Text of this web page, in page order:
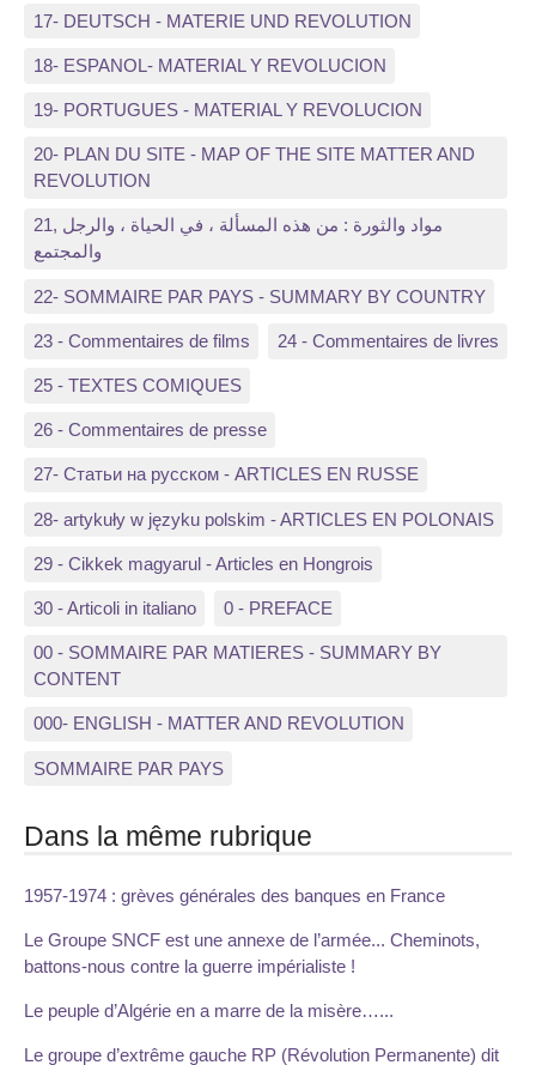
17- DEUTSCH - MATERIE UND REVOLUTION
18- ESPANOL- MATERIAL Y REVOLUCION
19- PORTUGUES - MATERIAL Y REVOLUCION
20- PLAN DU SITE - MAP OF THE SITE MATTER AND
REVOLUTION
21, مواد والثورة : من هذه المسألة ، في الحياة ، والرجل
والمجتمع
22- SOMMAIRE PAR PAYS - SUMMARY BY COUNTRY
23 - Commentaires de films 24 - Commentaires de livres
25 - TEXTES COMIQUES
26 - Commentaires de presse
27- Статьи на русском - ARTICLES EN RUSSE
28- artykuły w języku polskim - ARTICLES EN POLONAIS
29 - Cikkek magyarul - Articles en Hongrois
30 - Articoli in italiano 0 - PREFACE
00 - SOMMAIRE PAR MATIERES - SUMMARY BY
CONTENT
000- ENGLISH - MATTER AND REVOLUTION
SOMMAIRE PAR PAYS
Dans la même rubrique
1957-1974 : grèves générales des banques en France
Le Groupe SNCF est une annexe de l’armée... Cheminots,
battons-nous contre la guerre impérialiste !
Le peuple d’Algérie en a marre de la misère…...
Le groupe d’extrême gauche RP (Révolution Permanente) dit